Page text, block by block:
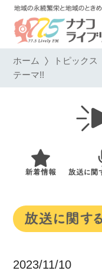
ホーム トピックス
テーマ!!
2023/11/10